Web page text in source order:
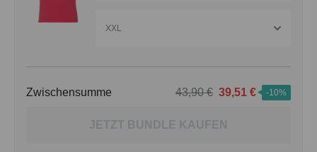
XXL
Zwischensumme 43,90 € 39,51 € -10%
JETZT BUNDLE KAUFEN